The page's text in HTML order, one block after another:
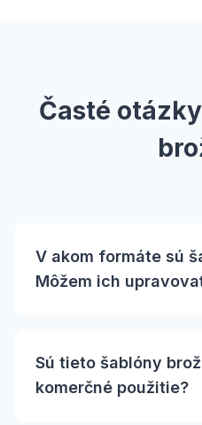
Časté
V akom formáte sú
Môžem ich
Sú tieto šablóny
komerčné použitie?